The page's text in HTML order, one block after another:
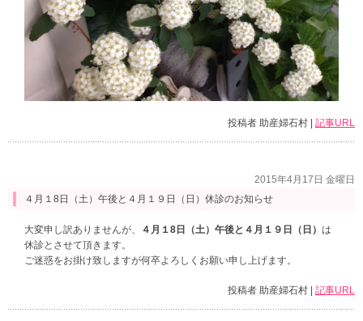
投稿者 助産婦石村 | 記事URL
2015年4月17日 金曜日
４月１8日（土）午後と４月１９日（日）休診のお知らせ
大変申し訳ありませんが、 ４月１8日（土）午後と４月１９日（日） は
休診とさせて頂きます。
ご迷惑をお掛け致しますが何卒よろしくお願い申し上げます。
投稿者 助産婦石村 | 記事URL